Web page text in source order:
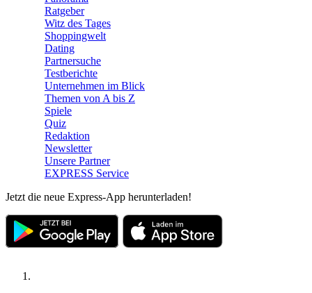
Ratgeber
Witz des Tages
Shoppingwelt
Dating
Partnersuche
Testberichte
Unternehmen im Blick
Themen von A bis Z
Spiele
Quiz
Redaktion
Newsletter
Unsere Partner
EXPRESS Service
Jetzt die neue Express-App herunterladen!